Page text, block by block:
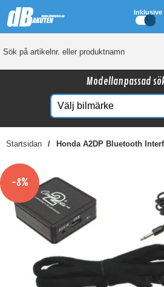
Modellanpassad
Startsidan Honda A2DP Bluetooth
Kanske någon av dessa
-8%